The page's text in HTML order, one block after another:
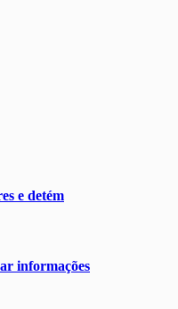
e detém
informações